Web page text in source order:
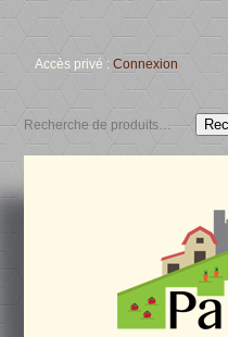
Accès privé :Connexion